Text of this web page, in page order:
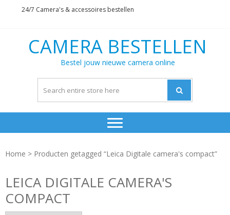
24/7 Camera's & accessoires bestellen
CAMERA BESTELLEN
Bestel jouw nieuwe camera online
Home > Producten getagged “Leica Digitale camera's compact”
LEICA DIGITALE CAMERA'S
COMPACT